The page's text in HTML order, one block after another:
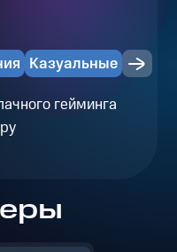
Казуальные
гейминга